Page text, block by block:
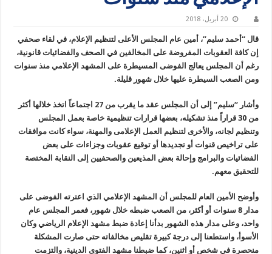
20 أبريل، 2018
قال “أحمد سليم”، أمين عام المجلس الأعلى لتنظيم الإعلام، في لقاء صحفي
إن كافة العقوبات المفروضة على المخالفين في الصحف والفضائيات قانونية،
رغم أن المجلس يعالج الفوضى المسيطرة على المشهد الإعلامي منذ سنوات
ومن الصعب السيطرة عليها خلال شهور قليلة.
وأشار “سليم” إلى أن المجلس عقد ما يقرب من 27 اجتماعاً اتخذ خلالها أكثر
من 30 قراراً منذ تشكيله، بعضها قرارات تنظيمية خاصة بعمل المجلس
وتنظيم لجانه، والأخرى لتنظيم العمل الإعلامى والمهنة، سواء كانت موافقات
على تراخيص قنوات أو تجديدها أو توقيع عقوبات وجزاءات على بعض
الفضائيات والبرامج وإحالة بعض المذيعين والصحفيين إلى النقابة المختصة
للتحقيق معهم.
وأوضح الأمين العام للمجلس أن المشهد الإعلامي الذي اعترته الفوضى على
مدار 8 سنوات أو أكثر، من الصعب ضبطه خلال شهور، فعمر المجلس عام
واحد، وعلى مدار هذه الشهور بدأنا إعادة ضبط مشهد الإعلام الرياضي وكان
الأسوأ، واستطعنا إلى درجة كبيرة تقليص مخالفاته حتى صارت المشكلة
منحصرة في شخص أو اثنين، كما ضبطنا مشهد الفتوى الدينية، والتزمت